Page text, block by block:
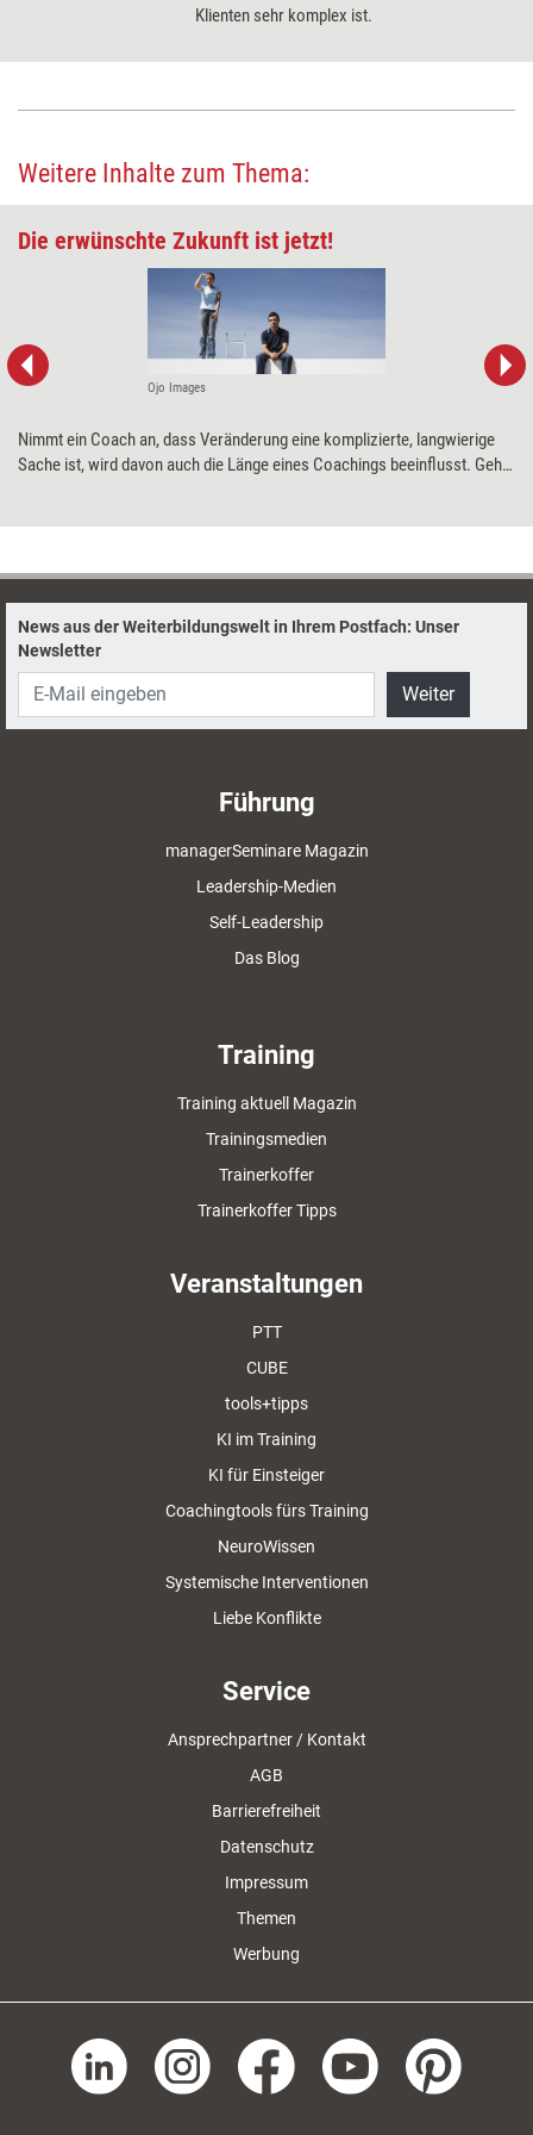
Klienten sehr komplex ist.
Weitere Inhalte zum Thema:
Die erwünschte Zukunft ist jetzt!
Ojo Images
Nimmt ein Coach an, dass Veränderung eine komplizierte, langwierige
Sache ist, wird davon auch die Länge eines Coachings beeinflusst. Geht
News aus der Weiterbildungswelt in Ihrem Postfach: Unser
Newsletter
Weiter
Führung
managerSeminare Magazin
Leadership-Medien
Self-Leadership
Das Blog
Training
Training aktuell Magazin
Trainingsmedien
Trainerkoffer
Trainerkoffer Tipps
Veranstaltungen
PTT
CUBE
tools+tipps
KI im Training
KI für Einsteiger
Coachingtools fürs Training
NeuroWissen
Systemische Interventionen
Liebe Konflikte
Service
Ansprechpartner / Kontakt
AGB
Barrierefreiheit
Datenschutz
Impressum
Themen
Werbung